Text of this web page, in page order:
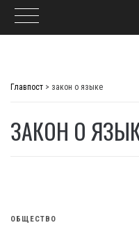
Главпост > закон о языке
ЗАКОН О
ОБЩЕСТВО